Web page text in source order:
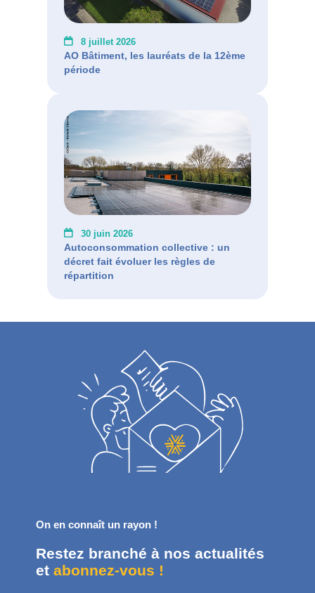
8 juillet 2026
AO Bâtiment, les lauréats de la 12ème
période
30 juin 2026
Autoconsommation collective : un
décret fait évoluer les règles de
répartition
On en connaît un rayon !
Restez branché à nos actualités
etabonnez-vous !